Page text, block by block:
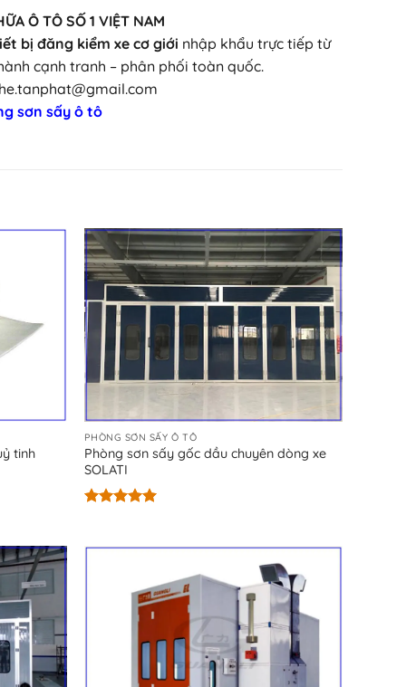
Ô TÔ SỐ 1 VIỆT NAM
bị đăng kiểm xe cơ giới nhập khẩu trực tiếp từ
cạnh tranh – phân phối toàn quốc.
sơn sấy ô tô
tinh
PHÒNG SƠN SẤY Ô TÔ
Phòng sơn sấy gốc dầu chuyên dòng xe
SOLATI
5 sao